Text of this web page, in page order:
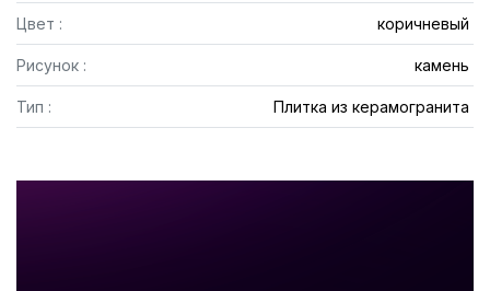
Цвет : коричневый
Рисунок : камень
Тип : Плитка из керамогранита